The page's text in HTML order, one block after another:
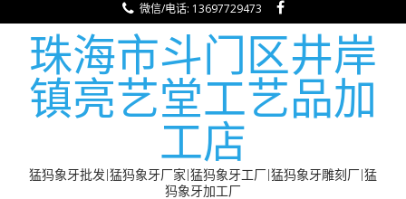
微信/电话: 13697729473
珠海市斗门区井岸
镇亮艺堂工艺品加
工店
猛犸象牙批发|猛犸象牙厂家|猛犸象牙工厂|猛犸象牙雕刻厂|猛
犸象牙加工厂